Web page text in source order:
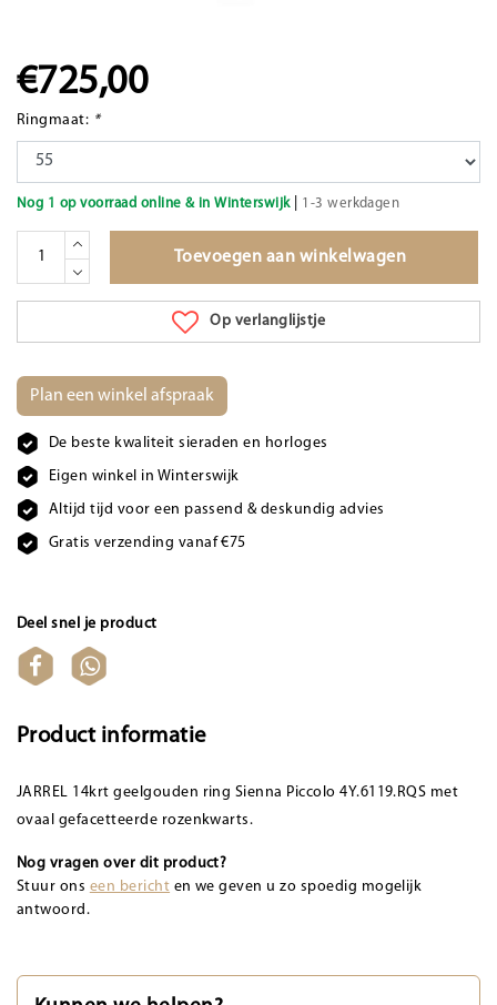
€725,00
Ringmaat: *
Nog 1 op voorraad online & in Winterswijk| 1-3 werkdagen
Toevoegen aan winkelwagen
Op verlanglijstje
Plan een winkel afspraak
De beste kwaliteit sieraden en horloges
Eigen winkel in Winterswijk
Altijd tijd voor een passend & deskundig advies
Gratis verzending vanaf €75
Deel snel je product
Product informatie
JARREL 14krt geelgouden ring Sienna Piccolo 4Y.6119.RQS met
ovaal gefacetteerde rozenkwarts.
Nog vragen over dit product?
Stuur ons een bericht en we geven u zo spoedig mogelijk
antwoord.